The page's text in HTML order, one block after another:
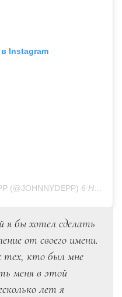
Instagram
(@JOHNNYDEPP) 6 Ноя 2020 в 8:15 PST
я бы хотел сделать
от своего имени.
тех, кто был мне
меня в этой
лет я